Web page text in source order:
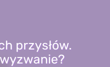
przysłów.